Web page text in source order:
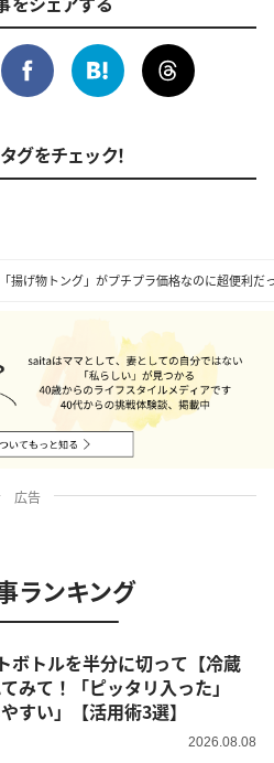
揚げ物トング」がプチプラ価格なのに超便利だ
グをチェック！
広告
ランキング
みて！「ピッタリ入った」
すい」【活用術3選】
2026.08.08